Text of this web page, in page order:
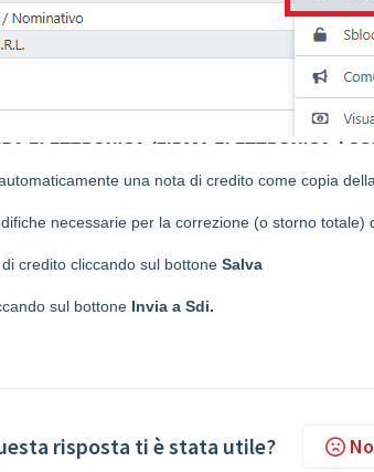
una nota di credito come copia
necessarie per la correzione (o storno totale)
credito cliccando sul bottone Salva
sul bottone Invia a Sdi.
risposta ti è stata utile? No